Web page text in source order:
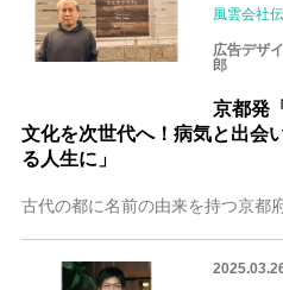
風雲会社伝
広告デザ
郎
京都発
文化を次世代へ！病気と出会
る人生に」